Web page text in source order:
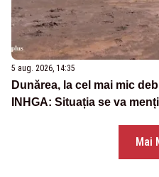
5 aug. 2026, 14:35
Dunărea, la cel mai mic
INHGA: Situația se va
Mai